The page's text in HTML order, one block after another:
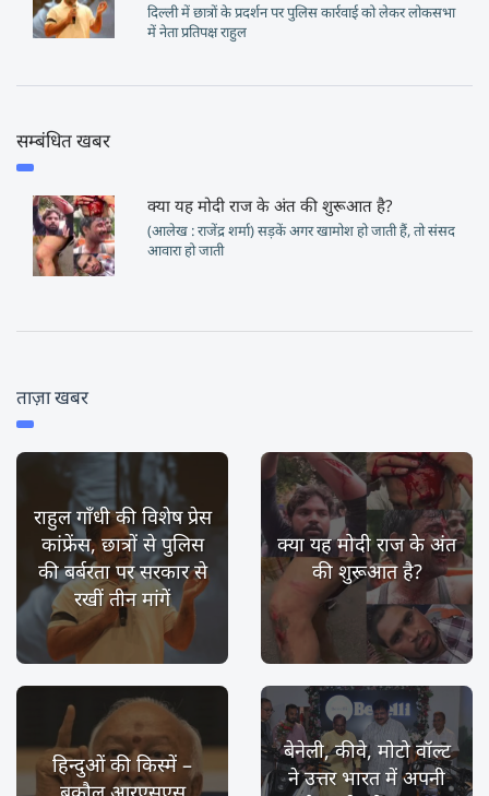
दिल्ली में छात्रों के प्रदर्शन पर पुलिस कार्रवाई को लेकर लोकसभा
में नेता प्रतिपक्ष राहुल
सम्बंधित खबर
क्या यह मोदी राज के अंत की शुरूआत है?
(आलेख : राजेंद्र शर्मा) सड़कें अगर खामोश हो जाती हैं, तो संसद
आवारा हो जाती
ताज़ा खबर
राहुल गाँधी की विशेष प्रेस
कांफ्रेंस, छात्रों से पुलिस
की बर्बरता पर सरकार से
रखीं तीन मांगें
क्या यह मोदी राज के अंत
की शुरूआत है?
हिन्दुओं की किस्में –
बेनेली, कीवे, मोटो वॉल्ट
ने उत्तर भारत में अपनी